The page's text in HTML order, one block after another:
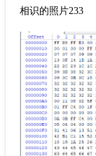
相识的照片233